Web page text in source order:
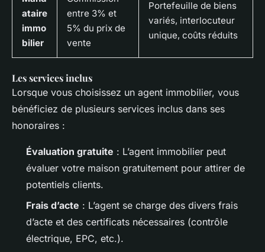
ataire
immo
bilier
entre 3% et
5% du prix de
vente
Portefeuille de biens
variés, interlocuteur
unique, coûts réduits
Les services inclus
Lorsque vous choisissez un agent immobilier, vous
bénéficiez de plusieurs services inclus dans ses
honoraires :
Évaluation gratuite : L’agent immobilier peut
évaluer votre maison gratuitement pour attirer de
potentiels clients.
Frais d’acte : L’agent se charge des divers frais
d’acte et des certificats nécessaires (contrôle
électrique, EPC, etc.).